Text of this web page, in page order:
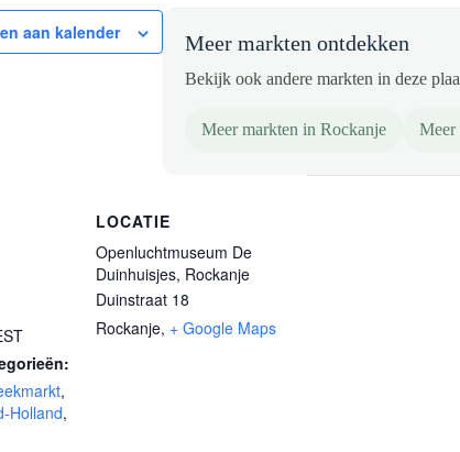
aan kalender Meer markten ontdekken
Bekijk ook andere markten in deze
Meer markten in Rockanje Meer
,
Holland,
LOCATIE
Openluchtmuseum De
Duinhuisjes, Rockanje
Duinstraat 18
Rockanje, + Google Maps